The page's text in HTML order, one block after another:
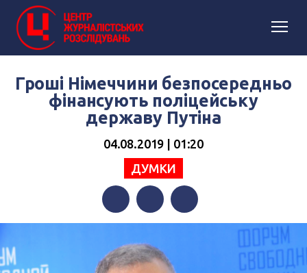
Гроші Німеччини безпосередньо
фінансують поліцейську
державу Путіна
04.08.2019 | 01:20
ДУМКИ
FacebookTwitterTelegram